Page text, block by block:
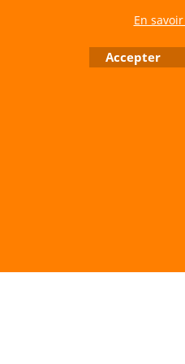
Vente directe auprès de notre
Tél: 06 80 60 73 47 Mail:
Contactez nous de 10 h à 18 h 30 tous
En
Accepter